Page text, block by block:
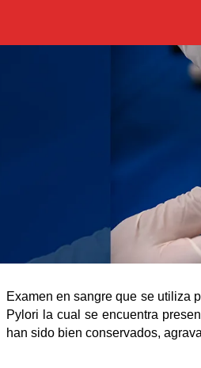
Examen en sangre que se utiliza
Pylori la cual se encuentra
han sido bien conservados,